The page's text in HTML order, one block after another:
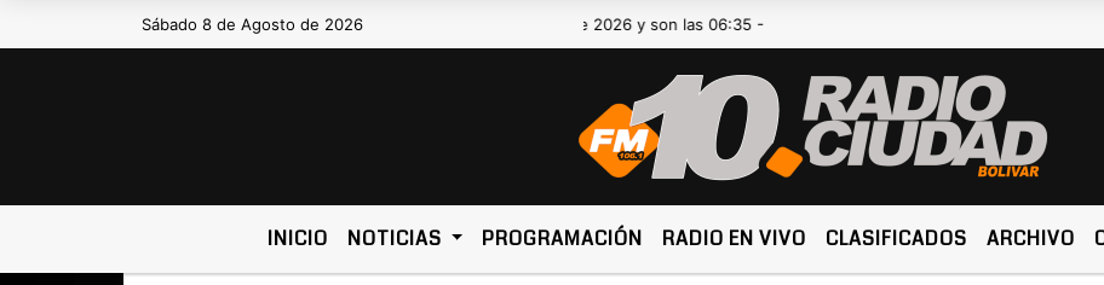
Sábado 8 de Agosto de 2026Hoy es Sábado 8 de Agosto de 2026 y son las 06:35 -
INICIO NOTICIAS PROGRAMACIÓN RADIO EN VIVO CLASIFICADOS ARCHIVO